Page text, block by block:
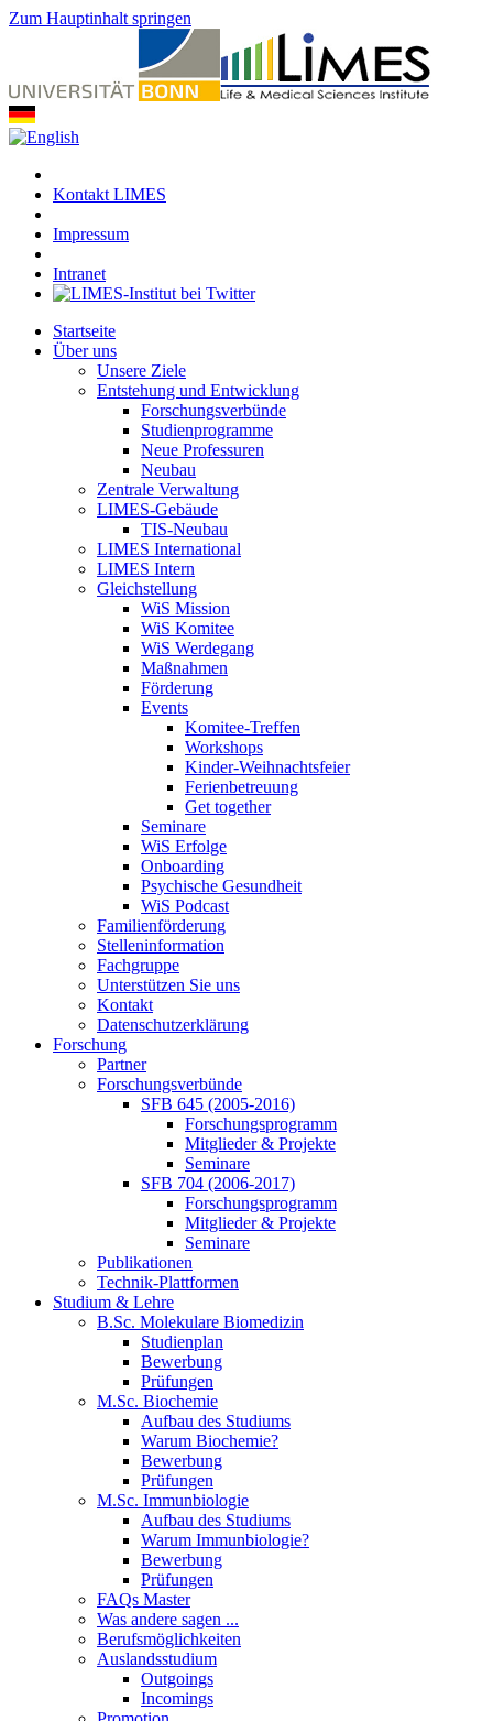
Zum Hauptinhalt springen
Kontakt LIMES
Impressum
Intranet
Startseite
Über uns
Unsere Ziele
Entstehung und Entwicklung
Forschungsverbünde
Studienprogramme
Neue Professuren
Neubau
Zentrale Verwaltung
LIMES-Gebäude
TIS-Neubau
LIMES International
LIMES Intern
Gleichstellung
WiS Mission
WiS Komitee
WiS Werdegang
Maßnahmen
Förderung
Events
Komitee-Treffen
Workshops
Kinder-Weihnachtsfeier
Ferienbetreuung
Get together
Seminare
WiS Erfolge
Onboarding
Psychische Gesundheit
WiS Podcast
Familienförderung
Stelleninformation
Fachgruppe
Unterstützen Sie uns
Kontakt
Datenschutzerklärung
Forschung
Partner
Forschungsverbünde
SFB 645 (2005-2016)
Forschungsprogramm
Mitglieder & Projekte
Seminare
SFB 704 (2006-2017)
Forschungsprogramm
Mitglieder & Projekte
Seminare
Publikationen
Technik-Plattformen
Studium & Lehre
B.Sc. Molekulare Biomedizin
Studienplan
Bewerbung
Prüfungen
M.Sc. Biochemie
Aufbau des Studiums
Warum Biochemie?
Bewerbung
Prüfungen
M.Sc. Immunbiologie
Aufbau des Studiums
Warum Immunbiologie?
Bewerbung
Prüfungen
FAQs Master
Was andere sagen ...
Berufsmöglichkeiten
Auslandsstudium
Outgoings
Incomings